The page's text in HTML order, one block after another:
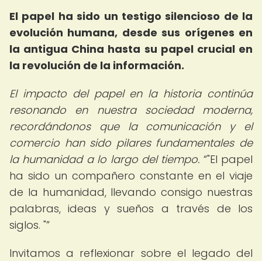
El papel ha sido un testigo silencioso de la
evolución humana, desde sus orígenes en
la antigua China hasta su papel crucial en
la revolución de la información.
El impacto del papel en la historia continúa
resonando en nuestra sociedad moderna,
recordándonos que la comunicación y el
comercio han sido pilares fundamentales de
la humanidad a lo largo del tiempo. "El papel
ha sido un compañero constante en el viaje
de la humanidad, llevando consigo nuestras
palabras, ideas y sueños a través de los
siglos. "
Invitamos a reflexionar sobre el legado del